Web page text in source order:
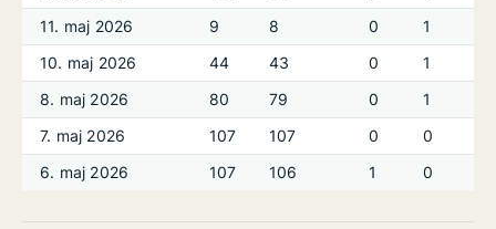
11. maj 2026
9 8 0
1
10. maj 2026
44 43 0
1
8. maj 2026
80 79 0
1
7. maj 2026
107 107 0
0
6. maj 2026
107 106 1 0